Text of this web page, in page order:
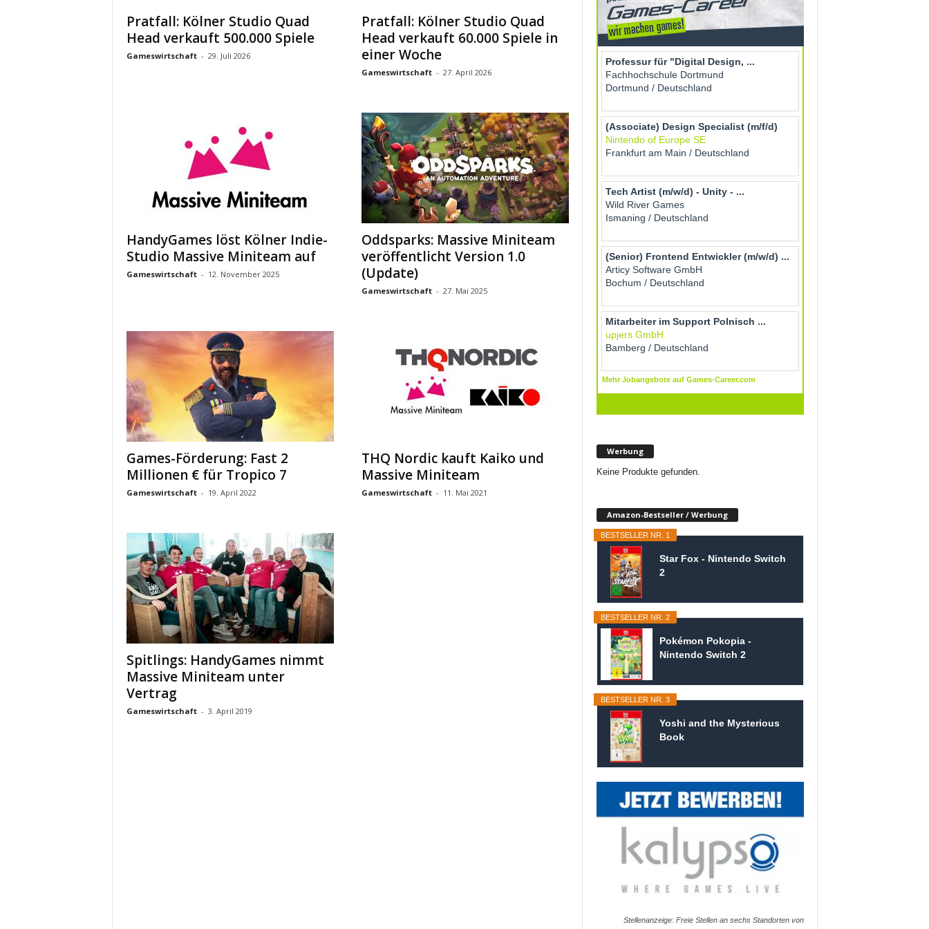
Pratfall: Kölner Studio Quad
Head verkauft 500.000 Spiele
Gameswirtschaft - 29. Juli 2026
Pratfall: Kölner Studio Quad
Head verkauft 60.000 Spiele in
einer Woche
Gameswirtschaft - 27. April 2026
HandyGames löst Kölner Indie-
Studio Massive Miniteam auf
Gameswirtschaft - 12. November 2025
Oddsparks: Massive Miniteam
veröffentlicht Version 1.0
(Update)
Gameswirtschaft - 27. Mai 2025
Games-Förderung: Fast 2
Millionen € für Tropico 7
Gameswirtschaft - 19. April 2022
THQ Nordic kauft Kaiko und
Massive Miniteam
Gameswirtschaft - 11. Mai 2021
Spitlings: HandyGames nimmt
Massive Miniteam unter
Vertrag
Gameswirtschaft - 3. April 2019
Werbung
Keine Produkte gefunden.
Amazon-Bestseller / Werbung
BESTSELLER NR. 1
Star Fox - Nintendo Switch
2
BESTSELLER NR. 2
Pokémon Pokopia -
Nintendo Switch 2
BESTSELLER NR. 3
Yoshi and the Mysterious
Book
Stellenanzeige: Freie Stellen an sechs Standorten von